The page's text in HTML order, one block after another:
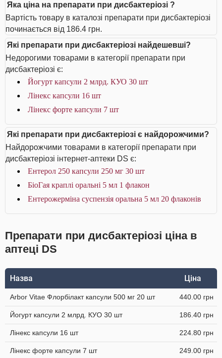
Яка ціна на препарати при дисбактеріозі ?
Вартість товару в каталозі препарати при дисбактеріозі
починається від 186.4 грн.
Які препарати при дисбактеріозі найдешевші?
Недорогими товарами в категорії препарати при
дисбактеріозі є:
Йогурт капсули 2 млрд. КУО 30 шт
Лінекс капсули 16 шт
Лінекс форте капсули 7 шт
Які препарати при дисбактеріозі є найдорожчими?
Найдорожчими товарами в категорії препарати при
дисбактеріозі інтернет-аптеки DS є:
Ентерол 250 капсули 250 мг 30 шт
БіоГая краплі оральні 5 мл 1 флакон
Ентерожерміна суспензія оральна 5 мл 20 флаконів
Препарати при дисбактеріозі ціна в
аптеці DS
Назва Ціна
Arbor Vitae Флорбілакт капсули 500 мг 20 шт 440.00 грн
Йогурт капсули 2 млрд. КУО 30 шт 186.40 грн
Лінекс капсули 16 шт 224.80 грн
Лінекс форте капсули 7 шт 249.00 грн